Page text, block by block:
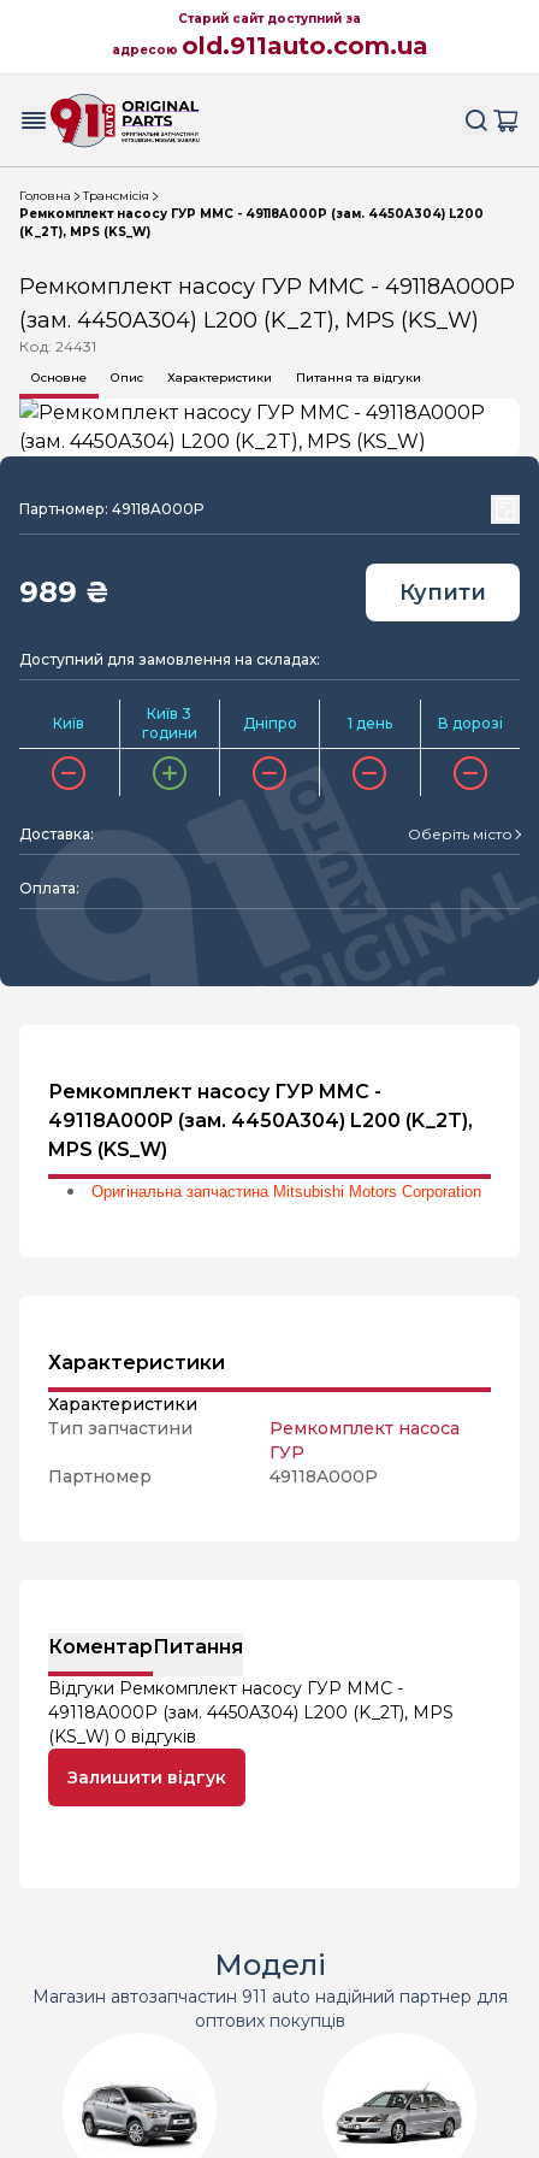
Старий сайт доступний за
адресою old.911auto.com.ua
Головна
Трансмісія
Ремкомплект насосу ГУР MMC - 49118A000P (зам. 4450A304) L200
(K_2T), MPS (KS_W)
Ремкомплект насосу ГУР MMC - 49118A000P
(зам. 4450A304) L200 (K_2T), MPS (KS_W)
Код: 24431
Основне Опис Характеристики Питання та відгуки
Партномер: 49118A000P
989 ₴ Купити
Доступний для замовлення на складах:
Київ
Київ 3
години
Дніпро 1 день В дорозі
Доставка: Оберіть місто
Оплата:
Ремкомплект насосу ГУР MMC -
49118A000P (зам. 4450A304) L200 (K_2T),
MPS (KS_W)
Оригінальна запчастина Mitsubishi Motors Corporation
Характеристики
Характеристики
Тип запчастини
Ремкомплект насоса
ГУР
Партномер
49118A000P
КоментарПитання
Відгуки Ремкомплект насосу ГУР MMC -
49118A000P (зам. 4450A304) L200 (K_2T), MPS
(KS_W) 0 відгуків
Залишити відгук
Моделі
Магазин автозапчастин 911 auto надійний партнер для
оптових покупців